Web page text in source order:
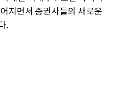
지면서 증권사들의 새로운
.